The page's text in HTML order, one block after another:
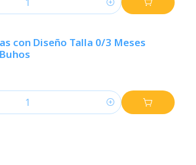
con Diseño Talla 0/3 Meses